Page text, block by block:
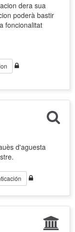
dera sua
poderà bastir
foncionalitat
d'aguesta